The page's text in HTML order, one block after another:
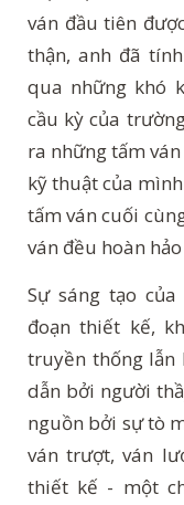
ván đầu tiên
thận, anh đã
qua những khó
cầu kỳ của
ra những tấm
kỹ thuật của
tấm ván cuối
ván đều hoàn
Sự sáng tạo
đoạn thiết kế,
truyền thống lẫn
dẫn bởi người
nguồn bởi sự tò
ván trượt, ván
thiết kế - một